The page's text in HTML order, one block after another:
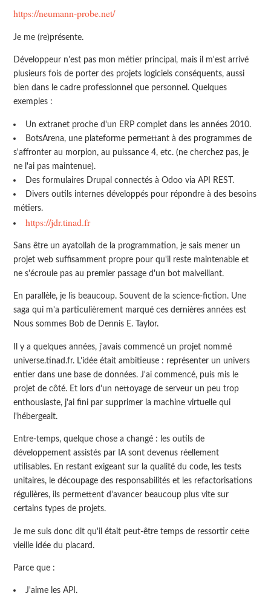
https://neumann-probe.net/
Je me (re)présente.
Développeur n'est pas mon métier principal, mais il m'est arrivé
plusieurs fois de porter des projets logiciels conséquents, aussi
bien dans le cadre professionnel que personnel. Quelques
exemples :
Un extranet proche d'un ERP complet dans les années 2010.
BotsArena, une plateforme permettant à des programmes de
s'affronter au morpion, au puissance 4, etc. (ne cherchez pas, je
ne l'ai pas maintenue).
Des formulaires Drupal connectés à Odoo via API REST.
Divers outils internes développés pour répondre à des besoins
métiers.
https://jdr.tinad.fr
Sans être un ayatollah de la programmation, je sais mener un
projet web suffisamment propre pour qu'il reste maintenable et
ne s'écroule pas au premier passage d'un bot malveillant.
En parallèle, je lis beaucoup. Souvent de la science-fiction. Une
saga qui m'a particulièrement marqué ces dernières années est
Nous sommes Bob de Dennis E. Taylor.
Il y a quelques années, j'avais commencé un projet nommé
universe.tinad.fr. L'idée était ambitieuse : représenter un univers
entier dans une base de données. J'ai commencé, puis mis le
projet de côté. Et lors d'un nettoyage de serveur un peu trop
enthousiaste, j'ai fini par supprimer la machine virtuelle qui
l'hébergeait.
Entre-temps, quelque chose a changé : les outils de
développement assistés par IA sont devenus réellement
utilisables. En restant exigeant sur la qualité du code, les tests
unitaires, le découpage des responsabilités et les refactorisations
régulières, ils permettent d'avancer beaucoup plus vite sur
certains types de projets.
Je me suis donc dit qu'il était peut-être temps de ressortir cette
vieille idée du placard.
Parce que :
J'aime les API.